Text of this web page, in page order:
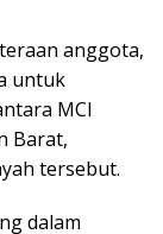
anggota,
untuk
MCI
Barat,
tersebut.
dalam